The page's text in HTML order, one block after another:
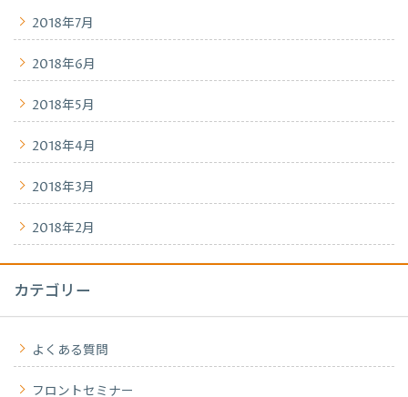
2018年7月
2018年6月
2018年5月
2018年4月
2018年3月
2018年2月
カテゴリー
よくある質問
フロントセミナー